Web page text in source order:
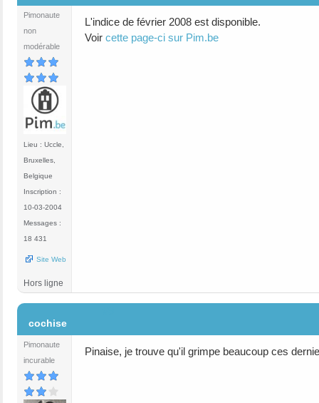
Pimonaute
non
modérable
Lieu : Uccle,
Bruxelles,
Belgique
Inscription :
10-03-2004
Messages :
18 431
Site Web
L'indice de février 2008 est disponible.
Voir cette page-ci sur Pim.be
Hors ligne
cochise
Pimonaute
incurable
Pinaise, je trouve qu'il grimpe beaucoup ces